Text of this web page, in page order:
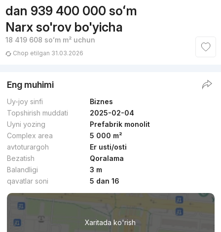
dan 939 400 000 soʻm
Narx so'rov bo'yicha
18 419 608 soʻmm² uchun
Chop etilgan 31.03.2026
Eng muhimi
Uy-joy sinfi
Biznes
Topshirish muddati
2025-02-04
Uyni yozing
Prefabrik monolit
Complex area
5 000 m²
avtoturargoh
Er usti/osti
Bezatish
Qoralama
Balandligi
3 m
qavatlar soni
5 dan 16
Xaritada ko'rish